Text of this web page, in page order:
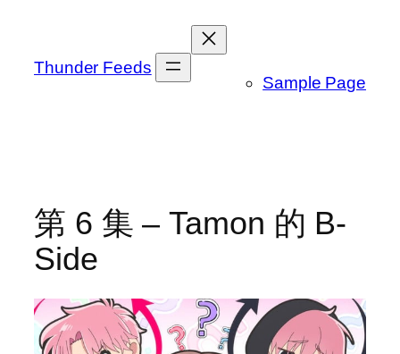
Thunder Feeds
Sample Page
第 6 集 – Tamon 的 B-
Side